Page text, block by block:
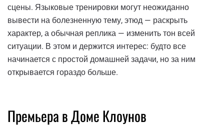
сцены. Языковые тренировки могут неожиданно
вывести на болезненную тему, этюд — раскрыть
характер, а обычная реплика — изменить тон всей
ситуации. В этом и держится интерес: будто все
начинается с простой домашней задачи, но за ним
открывается гораздо больше.
Премьера в Доме Клоунов